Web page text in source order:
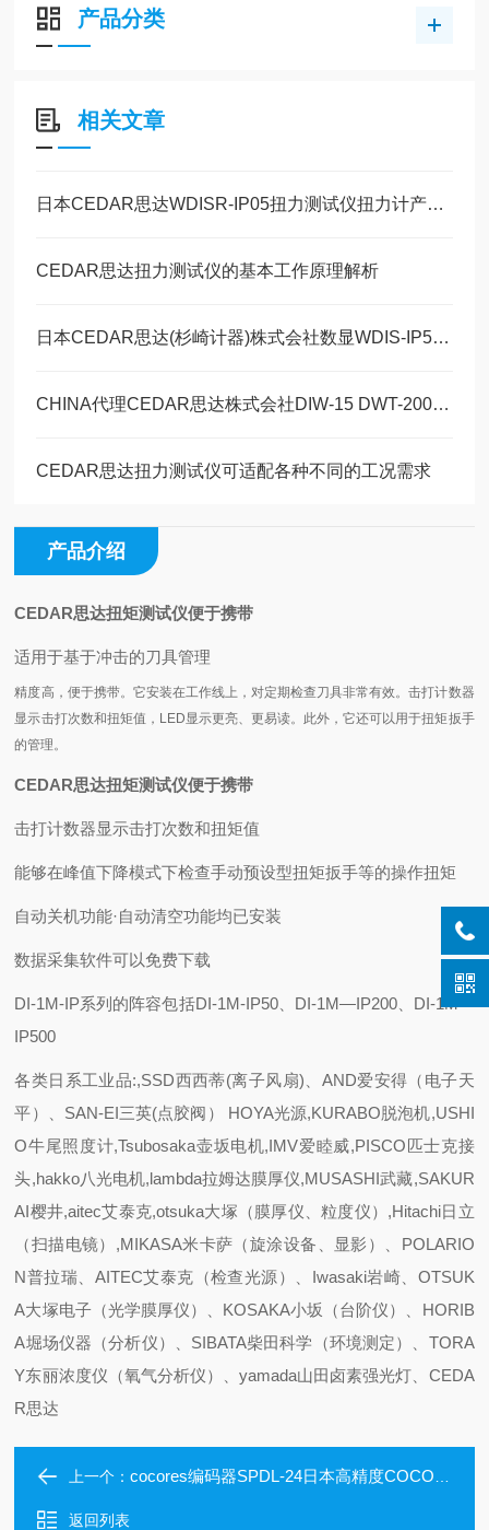
产品分类
相关文章
日本CEDAR思达WDISR-IP05扭力测试仪扭力计产品介绍
CEDAR思达扭力测试仪的基本工作原理解析
日本CEDAR思达(杉崎计器)株式会社数显WDIS-IP50/WDIS-IP200扭力计简介
CHINA代理CEDAR思达株式会社DIW-15 DWT-200扭矩扳手测试仪新品发布
CEDAR思达扭力测试仪可适配各种不同的工况需求
产品介绍
CEDAR思达扭矩测试仪便于携带
适用于基于冲击的刀具管理
精度高，便于携带。它安装在工作线上，对定期检查刀具非常有效。击打计数器
显示击打次数和扭矩值，LED显示更亮、更易读。 此外，它还可以用于扭矩扳手
的管理。
CEDAR思达扭矩测试仪便于携带
击打计数器显示击打次数和扭矩值
能够在峰值下降模式下检查手动预设型扭矩扳手等的操作扭矩
自动关机功能·自动清空功能均已安装
数据采集软件可以免费下载
DI-1M-IP系列的阵容包括DI-1M-IP50、DI-1M—IP200、DI-1M—
IP500
各类日系工业品:,SSD西西蒂(离子风扇)、AND爱安得（电子天
平）、SAN-EI三英(点胶阀） HOYA光源,KURABO脱泡机,USHI
O牛尾照度计,Tsubosaka壶坂电机,IMV爱睦威,PISCO匹士克接
头,hakko八光电机,lambda拉姆达膜厚仪,MUSASHI武藏,SAKUR
AI樱井,aitec艾泰克,otsuka大塚（膜厚仪、粒度仪）,Hitachi日立
（扫描电镜）,MIKASA米卡萨（旋涂设备、显影）、POLARIO
N普拉瑞、AITEC艾泰克（检查光源）、Iwasaki岩崎、OTSUK
A大塚电子（光学膜厚仪）、KOSAKA小坂（台阶仪）、HORIB
A堀场仪器（分析仪）、SIBATA柴田科学（环境测定）、TORA
Y东丽浓度仪（氧气分析仪）、yamada山田卤素强光灯、CEDA
R思达
上一个：cocores编码器SPDL-24日本高精度COCORESEARCH可可里萨奇累加器
返回列表